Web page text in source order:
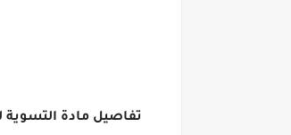
تفاصيل مادة التسوية